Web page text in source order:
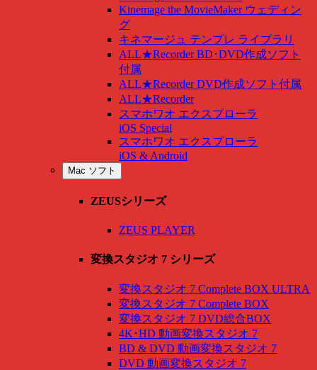
Kinemage the MovieMaker ウェディン
グ
キネマージュ テンプレ ライブラリ
ALL★Recorder BD･DVD作成ソフト
付属
ALL★Recorder DVD作成ソフト付属
ALL★Recorder
スマホワオ エクスプローラ
iOS Special
スマホワオ エクスプローラ
iOS & Android
Mac ソフト
ZEUSシリーズ
ZEUS PLAYER
変換スタジオ 7 シリーズ
変換スタジオ 7 Complete BOX ULTRA
変換スタジオ 7 Complete BOX
変換スタジオ 7 DVD総合BOX
4K･HD 動画変換スタジオ 7
BD & DVD 動画変換スタジオ 7
DVD 動画変換スタジオ 7